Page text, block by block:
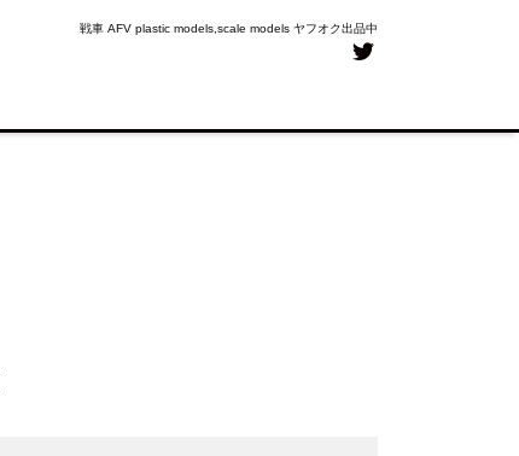
戦車 AFV plastic models,scale models ヤフオク出品中